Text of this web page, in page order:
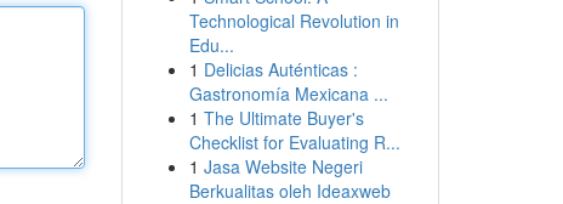
Technological Revolution in
Edu...
1 Delicias Auténticas :
Gastronomía Mexicana ...
1 The Ultimate Buyer's
Checklist for Evaluating R...
1 Jasa Website Negeri
Berkualitas oleh Ideaxweb